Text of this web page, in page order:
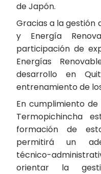
de Japón.
Gracias a la gestión
y Energía
participación de
Energías
desarrollo en
entrenamiento de
En cumplimiento de
Termopichincha
formación de
permitirá un
técnico-
orientar la